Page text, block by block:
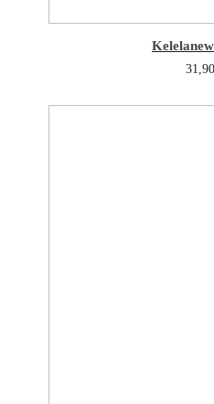
Kelela
31,90